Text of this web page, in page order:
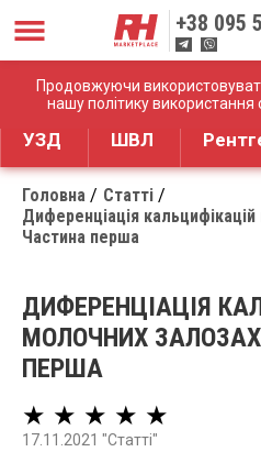
Продовжуючи
нашу політику
+38 095
Дистрибуція
УЗД ШВЛ
Головна
Статті
Диференціація
Частина перша
ДИФЕРЕНЦІАЦІЯ
МОЛОЧНИХ
ПЕРША
★ ★ ★ ★ ★
17.11.2021 "Статті"